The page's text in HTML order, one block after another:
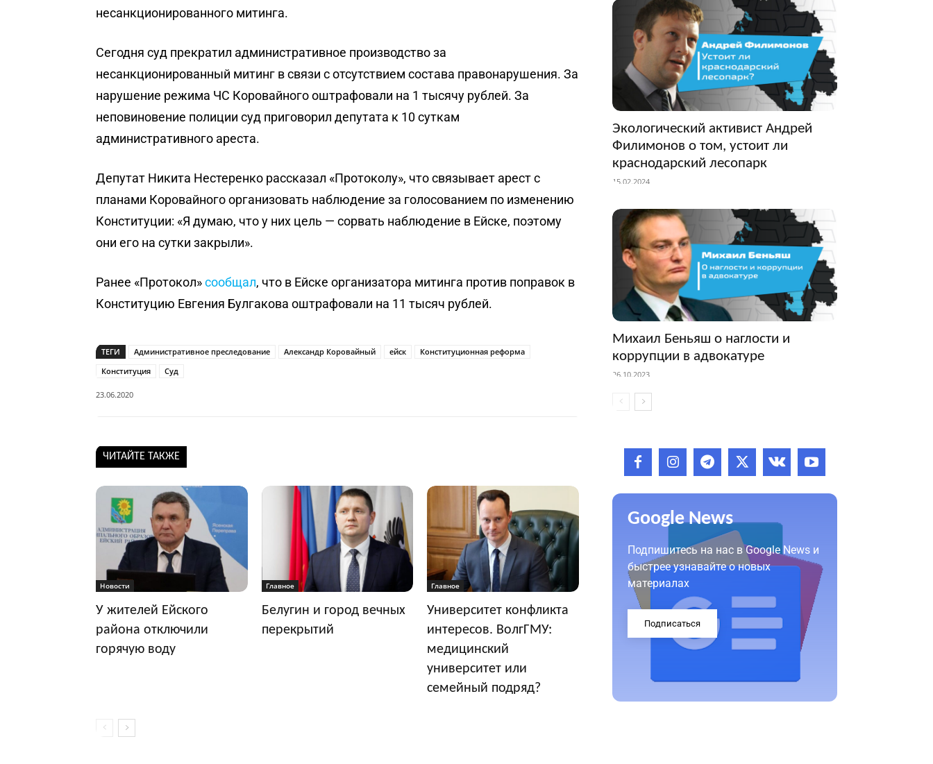
несанкционированного митинга.
Сегодня суд прекратил административное производство за
несанкционированный митинг в связи с отсутствием состава правонарушения. За
нарушение режима ЧС Коровайного оштрафовали на 1 тысячу рублей. За
неповиновение полиции суд приговорил депутата к 10 суткам
административного ареста.
Депутат Никита Нестеренко рассказал «Протоколу», что связывает арест с
планами Коровайного организовать наблюдение за голосованием по изменению
Конституции: «Я думаю, что у них цель — сорвать наблюдение в Ейске, поэтому
они его на сутки закрыли».
Ранее «Протокол»сообщал, что в Ейске организатора митинга против поправок в
Конституцию Евгения Булгакова оштрафовали на 11 тысяч рублей.
ТЕГИ Административное преследование Александр Коровайный ейск
Конституционная реформа
Конституция
Суд
23.06.2020
ЧИТАЙТЕ ТАКЖЕ
Новости
У жителей Ейского
района отключили
горячую воду
Главное
Белугин и город вечных
перекрытий
Главное
Университет конфликта
интересов. ВолгГМУ:
медицинский
университет или
семейный подряд?
Экологический активист Андрей
Филимонов о том, устоит ли
краснодарский лесопарк
15.02.2024
Михаил Беньяш о наглости и
коррупции в адвокатуре
26.10.2023
Google News
Подпишитесь на нас в Google News и
быстрее узнавайте о новых
материалах
Подписаться